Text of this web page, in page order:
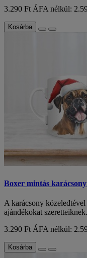
3.290 Ft ÁFA nélkül:
Kosárba
Boxer mintás
A karácsony
ajándékokat
3.290 FtÁFA nélkül:
Kosárba